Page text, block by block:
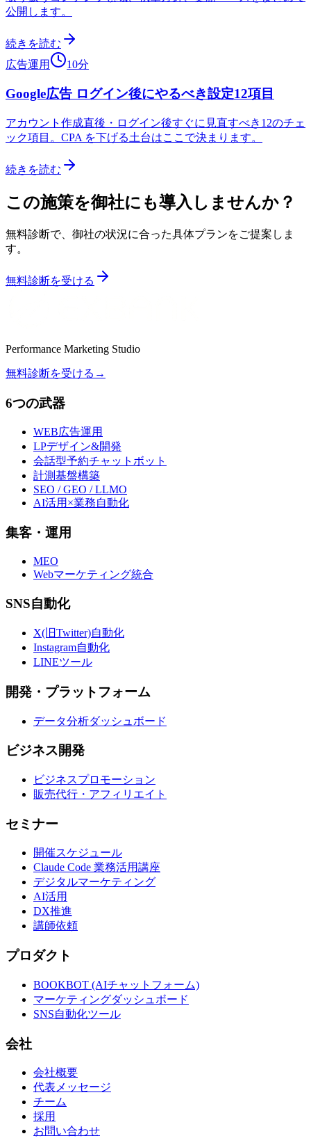
公開します。
続きを読む
広告運用
10分
Google広告 ログイン後にやるべき設定12項目
アカウント作成直後・ログイン後すぐに見直すべき12のチェ
ック項目。CPA を下げる土台はここで決まります。
続きを読む
この施策を御社にも導入しませんか？
無料診断で、御社の状況に合った具体プランをご提案しま
す。
無料診断を受ける
Performance Marketing Studio
無料診断を受ける →
6つの武器
WEB広告運用
LPデザイン&開発
会話型予約チャットボット
計測基盤構築
SEO / GEO / LLMO
AI活用×業務自動化
集客・運用
MEO
Webマーケティング統合
SNS自動化
X(旧Twitter)自動化
Instagram自動化
LINEツール
開発・プラットフォーム
データ分析ダッシュボード
ビジネス開発
ビジネスプロモーション
販売代行・アフィリエイト
セミナー
開催スケジュール
Claude Code 業務活用講座
デジタルマーケティング
AI活用
DX推進
講師依頼
プロダクト
BOOKBOT (AIチャットフォーム)
マーケティングダッシュボード
SNS自動化ツール
会社
会社概要
代表メッセージ
チーム
採用
お問い合わせ